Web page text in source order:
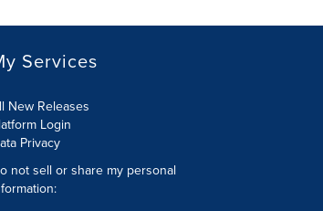
Services
New Releases
Login
Privacy
not sell or share my personal
: